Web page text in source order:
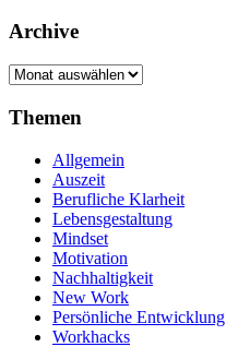
Archive
Archive
Themen
Allgemein
Auszeit
Berufliche Klarheit
Lebensgestaltung
Mindset
Motivation
Nachhaltigkeit
New Work
Persönliche Entwicklung
Workhacks